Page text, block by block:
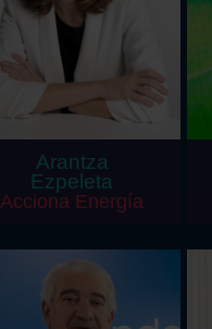
Arantza
Ezpeleta
Acciona Energía